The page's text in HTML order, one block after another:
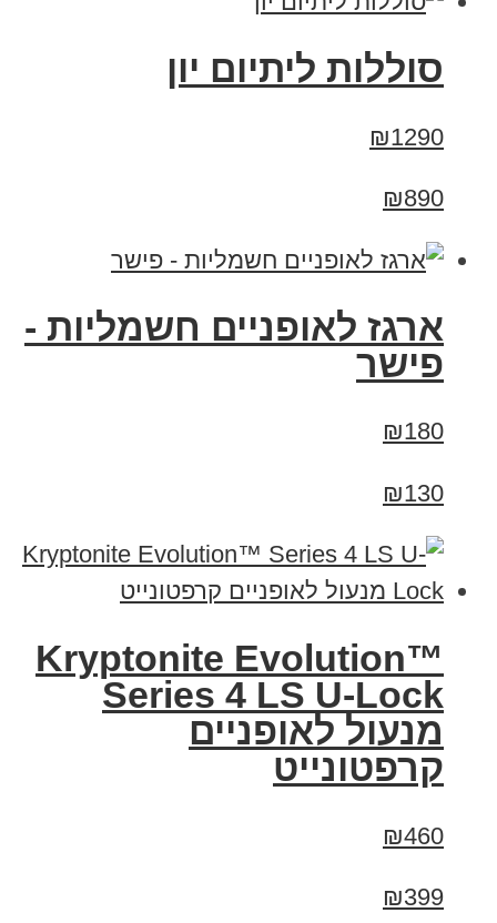
סוללות ליתיום יון
₪1290
₪890
ארגז לאופניים חשמליות -
פישר
₪180
₪130
Kryptonite Evolution™
Series 4 LS U-Lock
מנעול לאופניים
קרפטונייט
₪460
₪399